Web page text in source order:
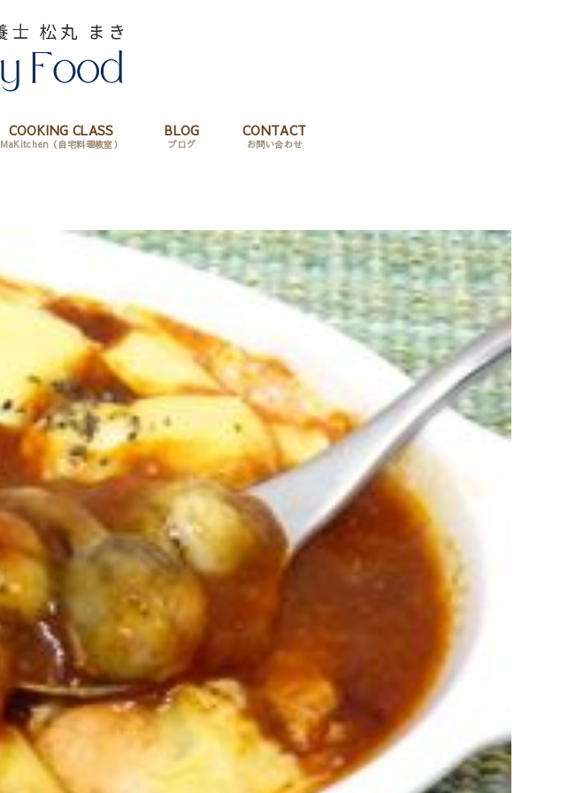
COOKING CLASS
MaKitchen（自宅料理教室）
BLOG
ブログ
CONTACT
お問い合わせ